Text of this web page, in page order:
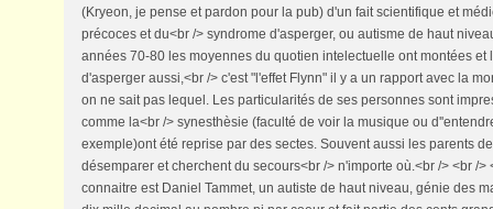
(Kryeon, je pense et pardon pour la pub) d'un fait scientifique et
précoces et du<br /> syndrome d'asperger, ou autisme de haut
années 70-80 les moyennes du quotien intelectuelle ont montées et
d'asperger aussi,<br /> c'est "l'effet Flynn" il y a un rapport avec la
on ne sait pas lequel. Les particularités de ses personnes sont
comme la<br /> synesthèsie (faculté de voir la musique ou
exemple)ont été reprise par des sectes. Souvent aussi les parents
désemparer et cherchent du secours<br /> n'importe où.<br /> <br />
connaitre est Daniel Tammet, un autiste de haut niveau, génie des